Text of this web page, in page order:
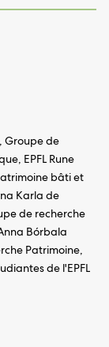
Groupe de
EPFL Rune
bâti et
Karla de
de recherche
Bórbala
Patrimoine,
de l'EPFL